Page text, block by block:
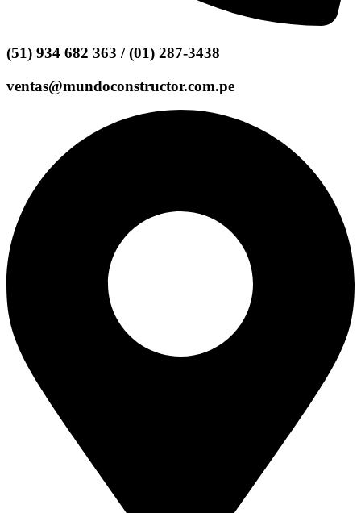
(51) 934 682 363 / (01) 287-3438
ventas@mundoconstructor.com.pe